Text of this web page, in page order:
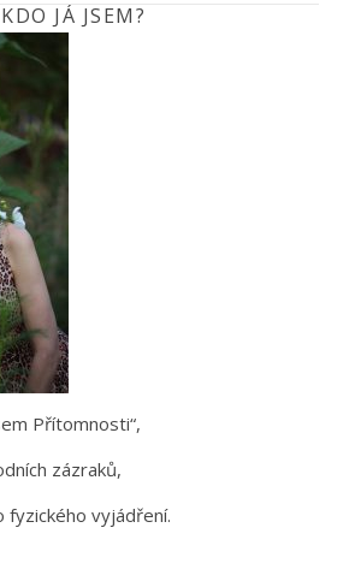
KDO JÁ JSEM?
Přítomnosti“,
zázraků,
fyzického vyjádření.